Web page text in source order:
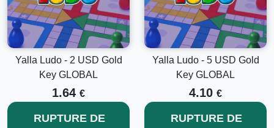
Yalla Ludo - 2 USD Gold
Key GLOBAL
1.64 €
RUPTURE DE
Yalla Ludo - 5 USD Gold
Key GLOBAL
4.10 €
RUPTURE DE